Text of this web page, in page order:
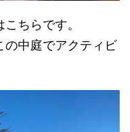
ちらです。
の中庭でアクティビ